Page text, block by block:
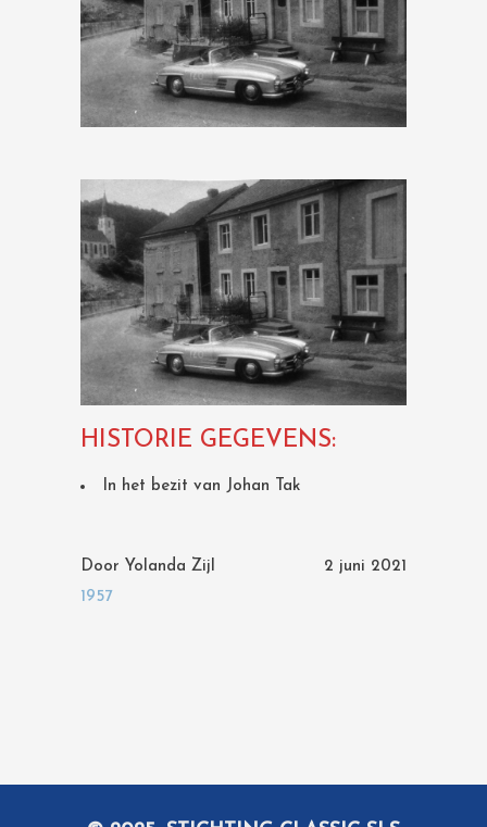
HISTORIE GEGEVENS:
In het bezit van Johan Tak
Door Yolanda Zijl
2 juni 2021
1957